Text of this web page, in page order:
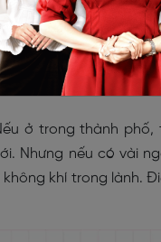
the city, I often hang
off, I love travelling to
the hustle and
ở trong thành phố,
Nhưng nếu có vài
khí trong lành.